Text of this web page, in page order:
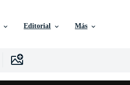
Editorial Más